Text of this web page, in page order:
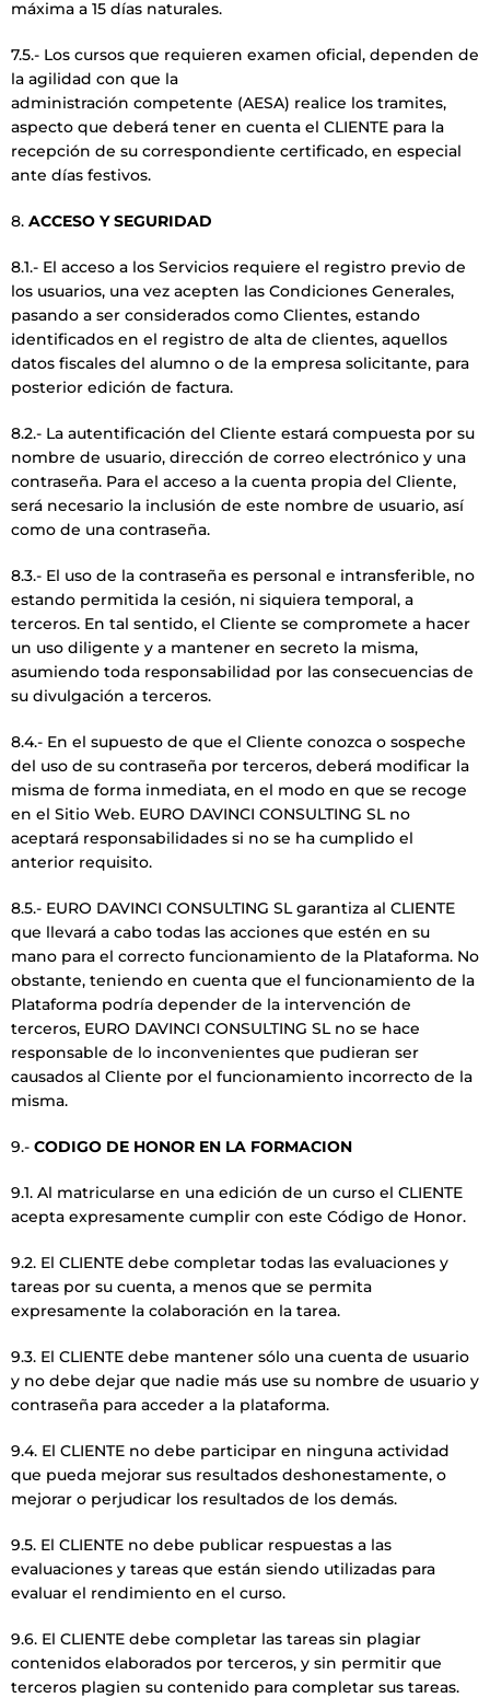
máxima a 15 días naturales.
7.5.- Los cursos que requieren examen oficial, dependen de
la agilidad con que la
administración competente (AESA) realice los tramites,
aspecto que deberá tener en cuenta el CLIENTE para la
recepción de su correspondiente certificado, en especial
ante días festivos.
8. ACCESO Y SEGURIDAD
8.1.- El acceso a los Servicios requiere el registro previo de
los usuarios, una vez acepten las Condiciones Generales,
pasando a ser considerados como Clientes, estando
identificados en el registro de alta de clientes, aquellos
datos fiscales del alumno o de la empresa solicitante, para
posterior edición de factura.
8.2.- La autentificación del Cliente estará compuesta por su
nombre de usuario, dirección de correo electrónico y una
contraseña. Para el acceso a la cuenta propia del Cliente,
será necesario la inclusión de este nombre de usuario, así
como de una contraseña.
8.3.- El uso de la contraseña es personal e intransferible, no
estando permitida la cesión, ni siquiera temporal, a
terceros. En tal sentido, el Cliente se compromete a hacer
un uso diligente y a mantener en secreto la misma,
asumiendo toda responsabilidad por las consecuencias de
su divulgación a terceros.
8.4.- En el supuesto de que el Cliente conozca o sospeche
del uso de su contraseña por terceros, deberá modificar la
misma de forma inmediata, en el modo en que se recoge
en el Sitio Web. EURO DAVINCI CONSULTING SL no
aceptará responsabilidades si no se ha cumplido el
anterior requisito.
8.5.- EURO DAVINCI CONSULTING SL garantiza al CLIENTE
que llevará a cabo todas las acciones que estén en su
mano para el correcto funcionamiento de la Plataforma. No
obstante, teniendo en cuenta que el funcionamiento de la
Plataforma podría depender de la intervención de
terceros, EURO DAVINCI CONSULTING SL no se hace
responsable de lo inconvenientes que pudieran ser
causados al Cliente por el funcionamiento incorrecto de la
misma.
9.- CODIGO DE HONOR EN LA FORMACION
9.1. Al matricularse en una edición de un curso el CLIENTE
acepta expresamente cumplir con este Código de Honor.
9.2. El CLIENTE debe completar todas las evaluaciones y
tareas por su cuenta, a menos que se permita
expresamente la colaboración en la tarea.
9.3. El CLIENTE debe mantener sólo una cuenta de usuario
y no debe dejar que nadie más use su nombre de usuario y
contraseña para acceder a la plataforma.
9.4. El CLIENTE no debe participar en ninguna actividad
que pueda mejorar sus resultados deshonestamente, o
mejorar o perjudicar los resultados de los demás.
9.5. El CLIENTE no debe publicar respuestas a las
evaluaciones y tareas que están siendo utilizadas para
evaluar el rendimiento en el curso.
9.6. El CLIENTE debe completar las tareas sin plagiar
contenidos elaborados por terceros, y sin permitir que
terceros plagien su contenido para completar sus tareas.